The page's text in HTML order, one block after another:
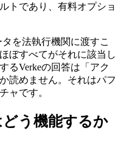
トであり、有料オプショ
を法執行機関に渡すこ
ぼすべてがそれに該当し
るVerkeの回答は「アク
読めません。それはパフ
ャです。
どう機能するか